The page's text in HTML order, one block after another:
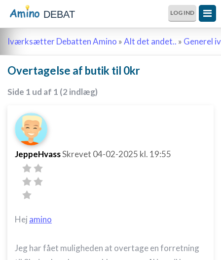
DEBAT LOG IND
Iværksætter Debatten Amino »Alt det andet.. » Generel
Overtagelse af butik til 0kr
Side 1 ud af 1 (2 indlæg)
JeppeHvassSkrevet 04-02-2025 kl. 19:55
Hej amino
Jeg har fået muligheden at overtage en forretning